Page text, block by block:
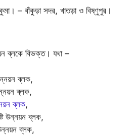
– বাঁকুড়া সদর, খাতড়া ও বিষ্ণুপুর।
ব্লকে বিভক্ত। যথা –
ব্লক,
ব্লক,
ব্লক,
উন্নয়ন ব্লক,
ব্লক,